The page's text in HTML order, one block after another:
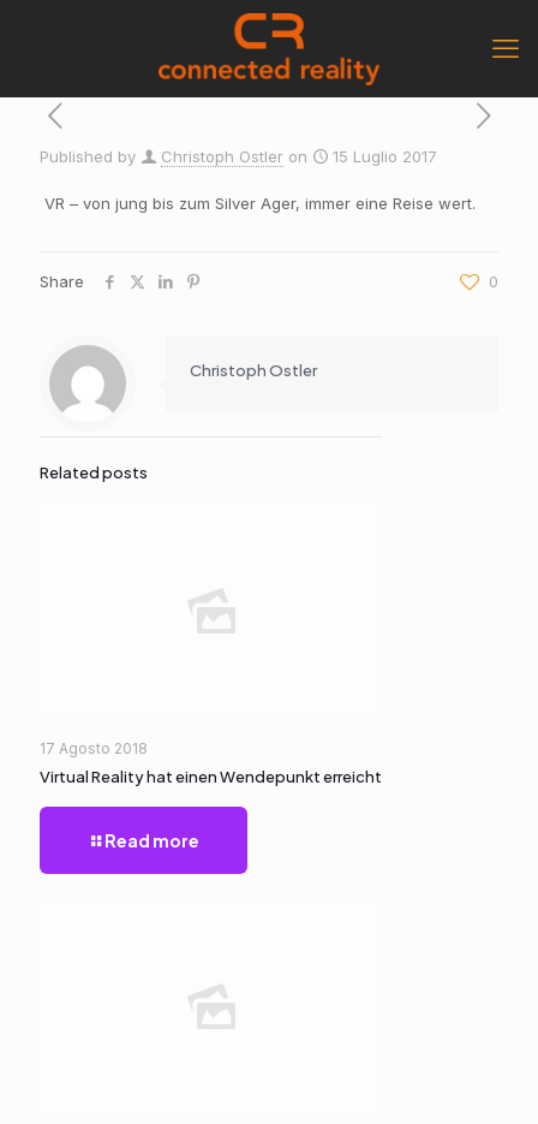
Published by Christoph Ostler on 15 Luglio 2017
VR – von jung bis zum Silver Ager, immer eine Reise wert.
Share 0
Christoph Ostler
Related posts
17 Agosto 2018
Virtual Reality hat einen Wendepunkt erreicht
Read more